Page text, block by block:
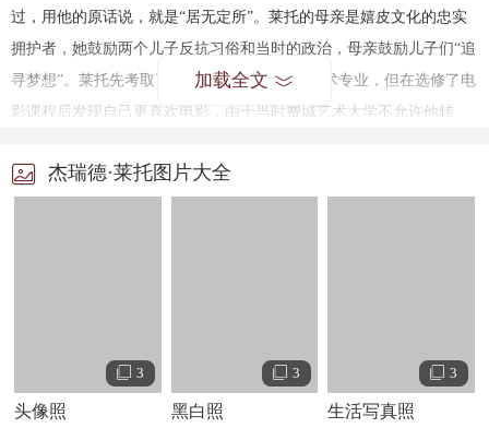
过，用他的原话说，就是“居无定所”。莱托的母亲是嬉皮文化的忠实
拥护者，她鼓励两个儿子反抗习俗和当时的政治，母亲鼓励儿子们“追
寻梦想”。莱托先考取了费城艺术大学的视觉艺术专业，但在选修了电
影课程后发现自己更喜欢电影，由于当时费城艺术大学不允许他转
演摄影系，在纽约视觉艺术学院就读期间，莱托接触了大量纽约视觉
会，开始了演艺生涯。
年莱托出演了青春片《我所谓的生活》
（ My So-Called Life
），女主角是克莱尔·丹妮斯，这部剧虽然提前被
加载全文
杰瑞德·莱托图片大全
3
头像照
3
黑白照
3
生活写真照